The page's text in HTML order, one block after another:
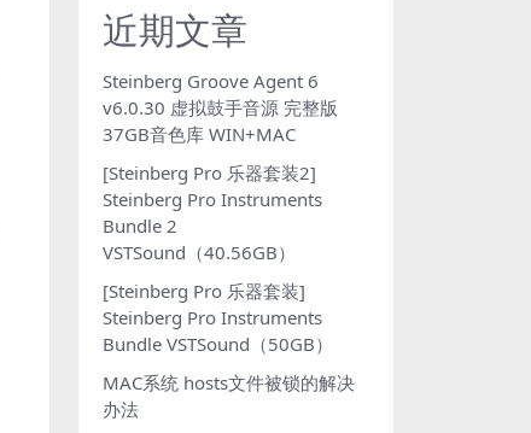
近期文章
Steinberg Groove Agent 6
v6.0.30 虚拟鼓手音源 完整版
37GB音色库 WIN+MAC
[Steinberg Pro 乐器套装2]
Steinberg Pro Instruments
Bundle 2
VSTSound（40.56GB）
[Steinberg Pro 乐器套装]
Steinberg Pro Instruments
Bundle VSTSound（50GB）
MAC系统 hosts文件被锁的解决
办法